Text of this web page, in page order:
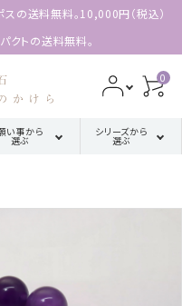
の送料無料。10,000円（税込）
クトの送料無料。
0
い事から
選ぶ
康・癒し・美容系
シリーズから
選ぶ